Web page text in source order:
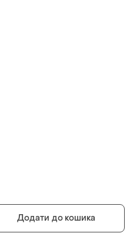
Додати до кошика